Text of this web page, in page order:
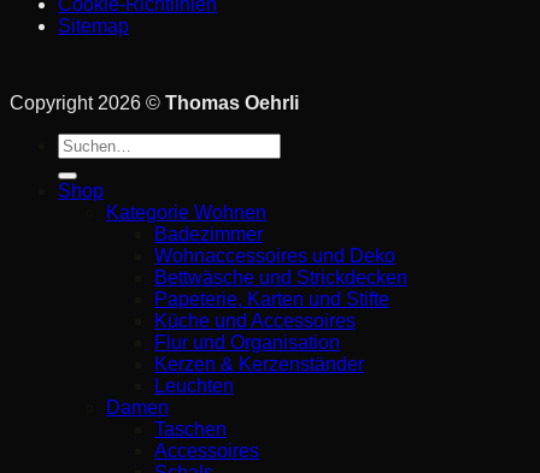
Sitemap
Copyright 2026 © Thomas Oehrli
Suche
nach:
Shop
Kategorie Wohnen
Badezimmer
Wohnaccessoires und Deko
Bettwäsche und Strickdecken
Papeterie, Karten und Stifte
Küche und Accessoires
Flur und Organisation
Kerzen & Kerzenständer
Leuchten
Damen
Taschen
Accessoires